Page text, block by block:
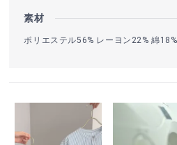
素材
ポリエステル56% レーヨン22% 綿